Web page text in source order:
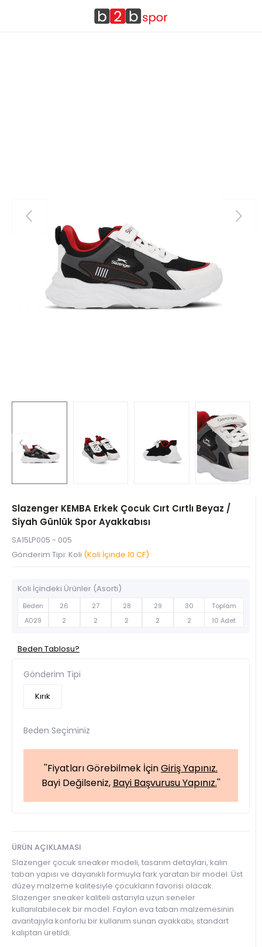
Slazenger KEMBA Erkek Çocuk Cırt Cırtlı Beyaz /
Siyah Günlük Spor Ayakkabısı
SA15LP005 - 005
Gönderim Tipi: Koli (Koli İçinde 10 CF)
Koli İçindeki Ürünler (Asorti)
Beden 26 27 28 29 30
Toplam
A029
2 2 2 2 2 10 Adet
Beden Tablosu?
Gönderim Tipi
Kırık
Beden Seçiminiz
''Fiyatları Görebilmek İçinGiriş Yapınız.
Bayi Değilseniz, Bayi Başvurusu Yapınız.''
ÜRÜN AÇIKLAMASI
Slazenger çocuk sneaker modeli, tasarım detayları, kalın
taban yapısı ve dayanıklı formuyla fark yaratan bir model. Üst
düzey malzeme kalitesiyle çocukların favorisi olacak.
Slazenger sneaker kaliteli astarıyla uzun seneler
kullanılabilecek bir model. Faylon eva taban malzemesinin
avantajıyla konforlu bir kullanım sunan ayakkabı, standart
kalıptan üretildi.